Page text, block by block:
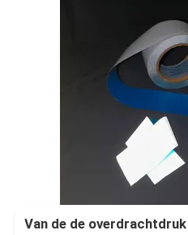
Van de de